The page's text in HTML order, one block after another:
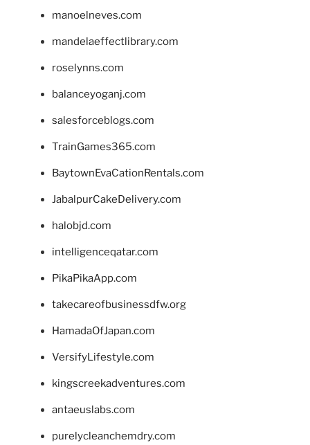
manoelneves.com
mandelaeffectlibrary.com
roselynns.com
balanceyoganj.com
salesforceblogs.com
TrainGames365.com
BaytownEvaCationRentals.com
JabalpurCakeDelivery.com
halobjd.com
intelligenceqatar.com
PikaPikaApp.com
takecareofbusinessdfw.org
HamadaOfJapan.com
VersifyLifestyle.com
kingscreekadventures.com
antaeuslabs.com
purelycleanchemdry.com